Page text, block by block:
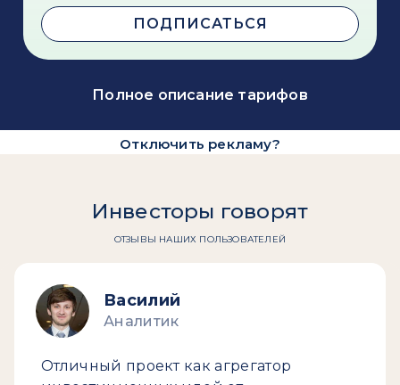
ПОДПИСАТЬСЯ
Полное описание тарифов
Отключить рекламу?
Инвесторы говорят
ОТЗЫВЫ НАШИХ ПОЛЬЗОВАТЕЛЕЙ
Василий
Аналитик
Отличный проект как агрегатор